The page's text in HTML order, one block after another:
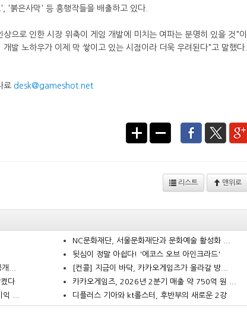
'붉은사막' 등 흥행작들을 배출하고 있다.
으로 인한 시장 위축이 게임 개발에 미치는 여파는 분명히 있을 것"이
발 노하우가 이제 막 쌓이고 있는 시점이라 더욱 우려된다"고 말했다.​
료 desk@gameshot.net
리스트 맨위로
...
다
...
NC문화재단, 서울문화재단과 문화예술 활성화 ...
뒷심이 정말 아쉽다! '에코스 오브 아인크라드'
[컨콜] 지금이 바닥, 카카오게임즈가 올라갈 방...
카카오게임즈, 2026년 2분기 매출 약 750억 원 ...
디플러스 기아와 kt롤스터, 후반부의 새로운 2강